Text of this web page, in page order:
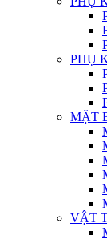
PHỤ
MẶT
VẬT